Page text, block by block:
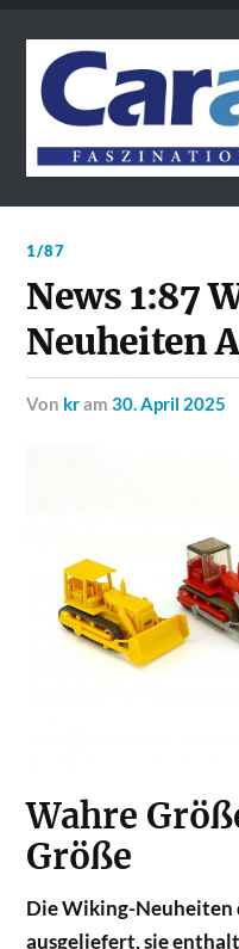
1/87
News 1:87
Neuheiten
von kram30. April 2025
Wahre
Größe
Die Wiking-Neuheiten
ausgeliefert, sie